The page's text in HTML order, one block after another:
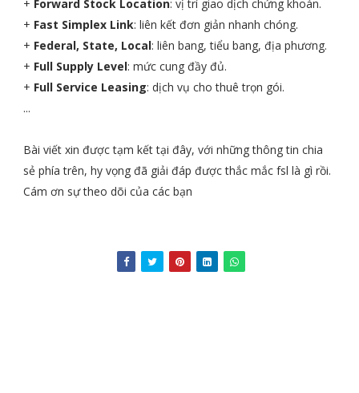
+ Forward Stock Location: vị trí giao dịch chứng khoán.
+ Fast Simplex Link: liên kết đơn giản nhanh chóng.
+ Federal, State, Local: liên bang, tiểu bang, địa phương.
+ Full Supply Level: mức cung đầy đủ.
+ Full Service Leasing: dịch vụ cho thuê trọn gói.
...
Bài viết xin được tạm kết tại đây, với những thông tin chia
sẻ phía trên, hy vọng đã giải đáp được thắc mắc fsl là gì rồi.
Cám ơn sự theo dõi của các bạn